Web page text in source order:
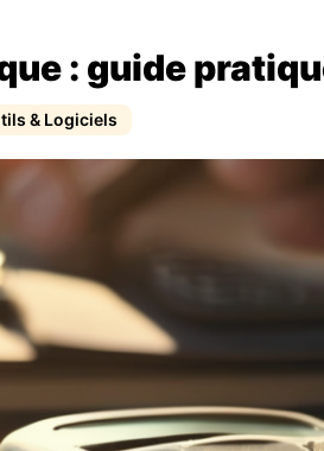
& Logiciels
: guide